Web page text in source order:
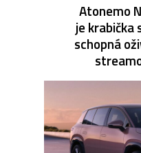
Atonemo
je krabička
schopná